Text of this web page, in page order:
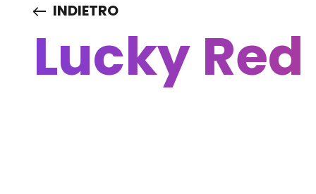
INDIETRO
Lucky Red